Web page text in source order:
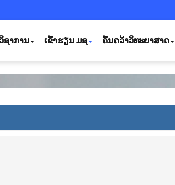
ຊາການ ເຂົ້າຮຽນ ມຊ ຄົ້ນຄວ້າວິທະຍາສາດ